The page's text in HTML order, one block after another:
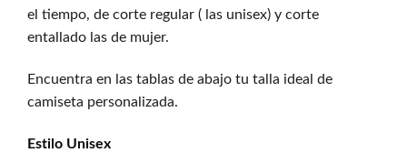
el tiempo, de corte regular ( las unisex) y corte
entallado las de mujer.
Encuentra en las tablas de abajo tu talla ideal de
camiseta personalizada.
Estilo Unisex